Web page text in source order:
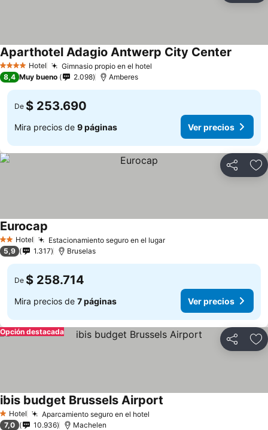
4 EstrellasHotel Gimnasio propio en el hotel
Aparthotel Adagio Antwerp City Center
8,4 Muy bueno 2.098 Amberes
De $ 253.690
Mira precios de 9 páginas Ver precios
Compartir
2 Estrellas
Hotel Estacionamiento seguro en el lugar
Eurocap
5,9 1.317 Bruselas
De $ 258.714
Mira precios de 7 páginas Ver precios
Compartir
Opción destacada
1 Estrellas
Hotel Aparcamiento seguro en el hotel
ibis budget Brussels Airport
7,0 10.936 Machelen